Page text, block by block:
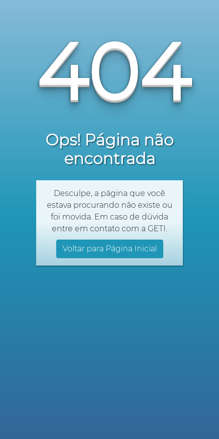
404
Ops! Página não
encontrada
Desculpe, a página que você
estava procurando não existe ou
foi movida. Em caso de dúvida
entre em contato com a GETI.
Voltar para Página Inicial